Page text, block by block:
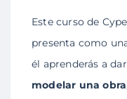
Este curso de
presenta como
él aprenderás a
modelar una obra